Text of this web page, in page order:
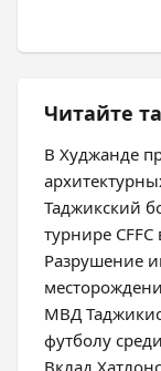
Читайте
В Худжанде
Таджикский
турнире
Разрушение
МВД
футболу
Вклад